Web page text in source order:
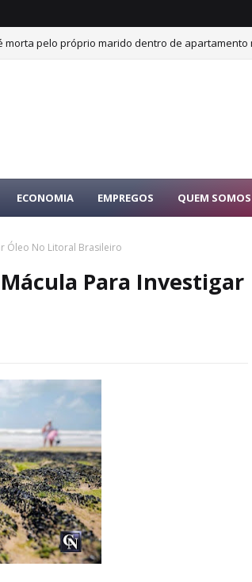
é morta pelo próprio marido dentro de
ECONOMIA EMPREGOS QUEM SOMOS
Óleo No Litoral Brasileiro
Para Investigar